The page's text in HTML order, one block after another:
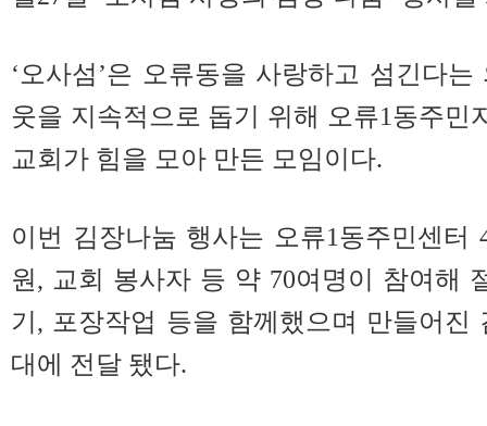
‘오사섬’은 오류동을 사랑하고 섬긴다
웃을 지속적으로 돕기 위해 오류1동주민
교회가 힘을 모아 만든 모임이다.
이번 김장나눔 행사는 오류1동주민센터
원, 교회 봉사자 등 약 70여명이 참여해
기, 포장작업 등을 함께했으며 만들어진
대에 전달 됐다.